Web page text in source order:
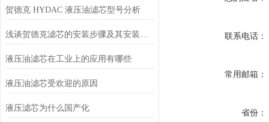
贺德克 HYDAC 液压油滤芯型号分析
浅谈贺德克滤芯的安装步骤及其安装注意事项
液压油滤芯在工业上的应用有哪些
液压油滤芯受欢迎的原因
液压滤芯为什么国产化
联系电话：
常用邮箱：
省份：